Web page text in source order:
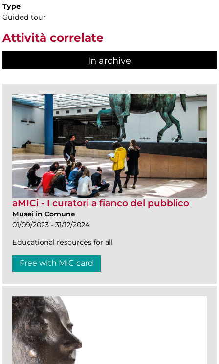
Type
Guided tour
Attività correlate
In archive
aMICi - I curatori a fianco del pubblico
Musei in Comune
01/09/2023 - 31/12/2024
Educational resources for all
Free with MIC card